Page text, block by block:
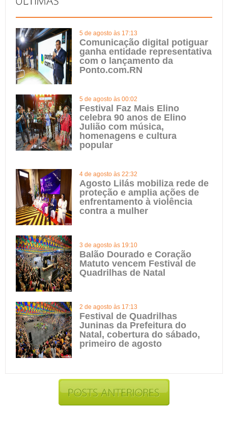
5 de agosto às 17:13
Comunicação digital potiguar
ganha entidade representativa
com o lançamento da
Ponto.com.RN
5 de agosto às 00:02
Festival Faz Mais Elino
celebra 90 anos de Elino
Julião com música,
homenagens e cultura
popular
4 de agosto às 22:32
Agosto Lilás mobiliza rede de
proteção e amplia ações de
enfrentamento à violência
contra a mulher
3 de agosto às 19:10
Balão Dourado e Coração
Matuto vencem Festival de
Quadrilhas de Natal
2 de agosto às 17:13
Festival de Quadrilhas
Juninas da Prefeitura do
Natal, cobertura do sábado,
primeiro de agosto